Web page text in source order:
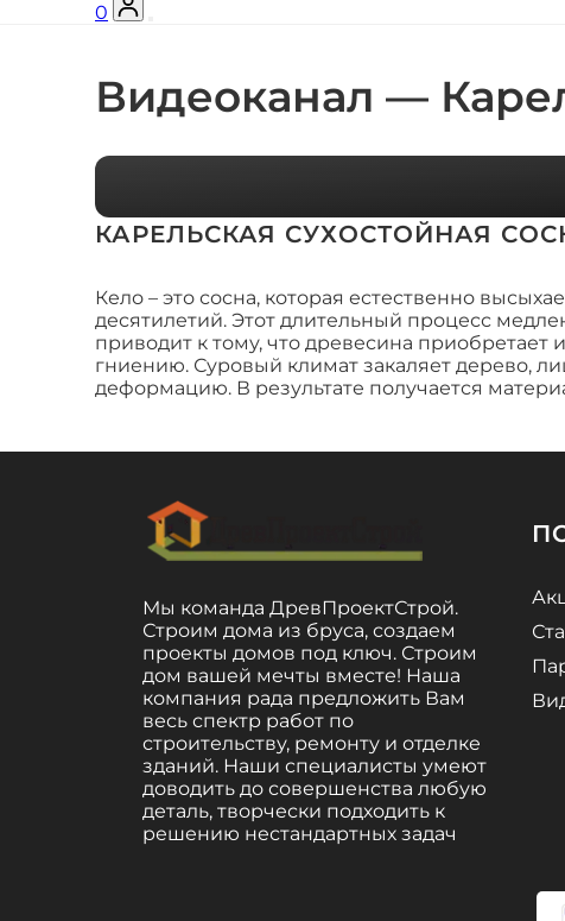
0
Видеоканал —
КАРЕЛЬСКАЯ СУХОСТОЙНАЯ
Кело – это сосна, которая естественно
десятилетий. Этот длительный процесс
приводит к тому, что древесина приобретает
гниению. Суровый климат закаляет дерево,
деформацию. В результате получается
Мы команда ДревПроектСтрой.
Строим дома из бруса, создаем
проекты домов под ключ. Строим
дом вашей мечты вместе! Наша
компания рада предложить Вам
весь спектр работ по
строительству, ремонту и отделке
зданий. Наши специалисты умеют
доводить до совершенства любую
деталь, творчески подходить к
решению нестандартных задач